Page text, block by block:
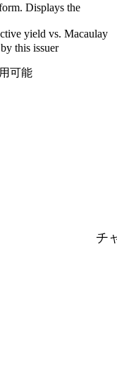
Displays the
yield vs. Macaulay
this issuer
可能